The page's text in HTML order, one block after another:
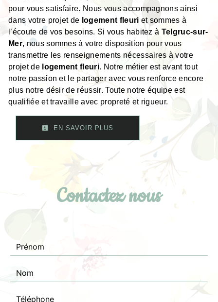
pour vous satisfaire. Nous vous accompagnons ainsi
dans votre projet de logement fleuri et sommes à
l’écoute de vos besoins. Si vous habitez à Telgruc-sur-
Mer, nous sommes à votre disposition pour vous
transmettre les renseignements nécessaires à votre
projet de logement fleuri. Notre métier est avant tout
notre passion et le partager avec vous renforce encore
plus notre désir de réussir. Toute notre équipe est
qualifiée et travaille avec propreté et rigueur.
EN SAVOIR PLUS
Contactez nous